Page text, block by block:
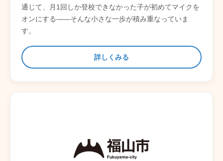
通じて、月1回しか登校できなかった子が初めてマイクを
オンにする――そんな小さな一歩が積み重なっていま
す。
詳しくみる